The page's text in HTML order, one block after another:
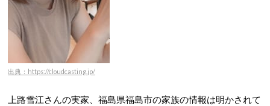
出典：https://cloudcasting.jp/
上路雪江さんの実家、福島県福島市の家族の情報は明かされて